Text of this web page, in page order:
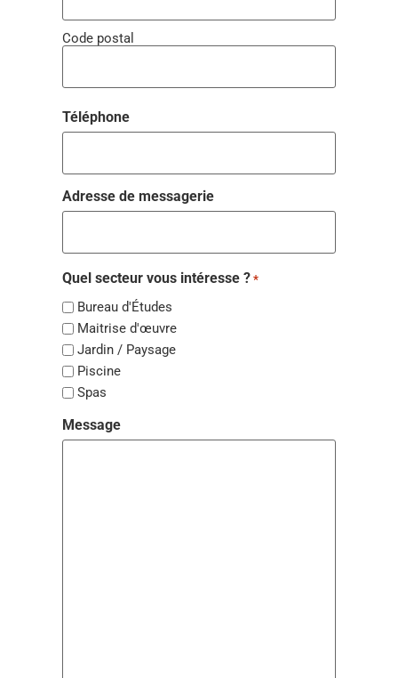
Code postal
Téléphone
Adresse de messagerie
Quel secteur vous intéresse ? *
Bureau d'Études
Maitrise d'œuvre
Jardin / Paysage
Piscine
Spas
Message